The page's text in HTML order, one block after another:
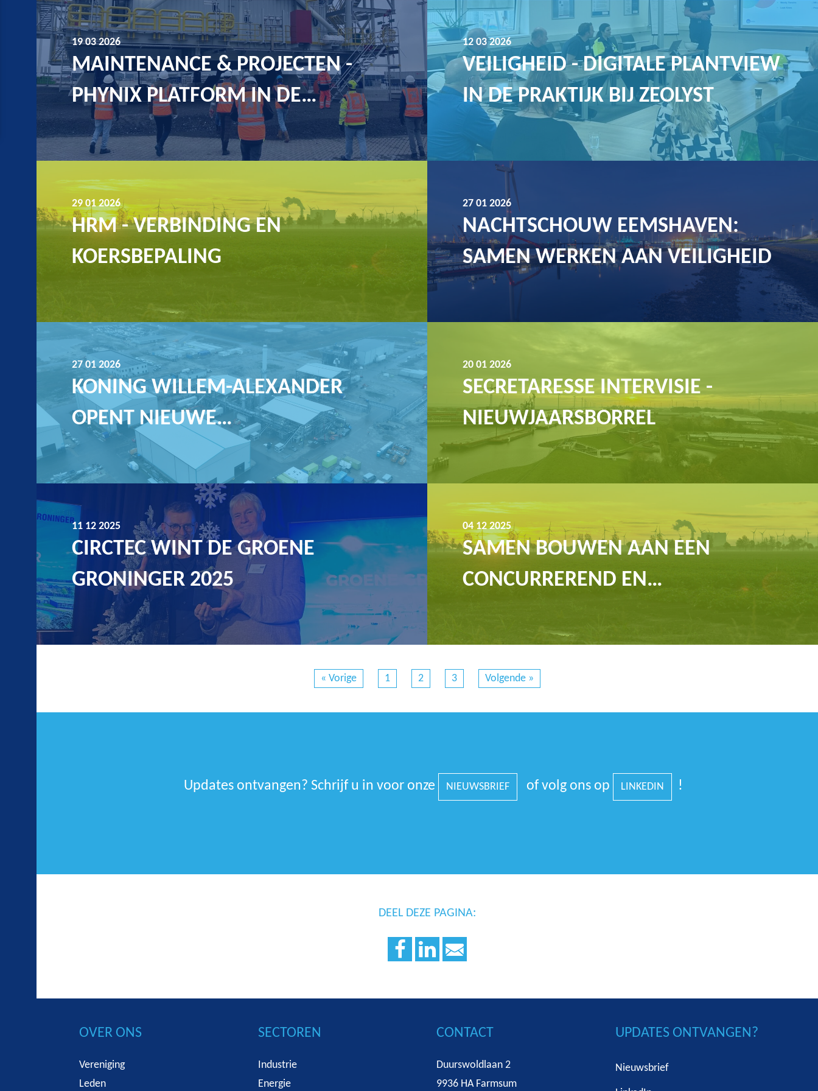
19 03 2026
MAINTENANCE & PROJECTEN -
PHYNIX PLATFORM IN DE…
12 03 2026
VEILIGHEID - DIGITALE PLANTVIEW
IN DE PRAKTIJK BIJ ZEOLYST
29 01 2026
HRM - VERBINDING EN
KOERSBEPALING
27 01 2026
NACHTSCHOUW EEMSHAVEN:
SAMEN WERKEN AAN VEILIGHEID
27 01 2026
KONING WILLEM-ALEXANDER
OPENT NIEUWE…
20 01 2026
SECRETARESSE INTERVISIE -
NIEUWJAARSBORREL
11 12 2025
CIRCTEC WINT DE GROENE
GRONINGER 2025
04 12 2025
SAMEN BOUWEN AAN EEN
CONCURREREND EN…
« Vorige 1 2 3 Volgende »
Updates ontvangen? Schrijf u in voor onze NIEUWSBRIEF of volg ons op LINKEDIN !
DEEL DEZE PAGINA:
OVER ONS
Vereniging
Leden
SECTOREN
Industrie
Energie
CONTACT
Duurswoldlaan 2
9936 HA Farmsum
UPDATES ONTVANGEN?
Nieuwsbrief